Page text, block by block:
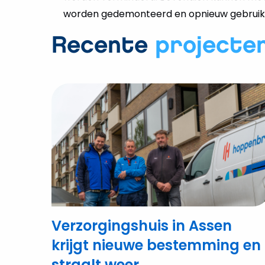
worden gedemonteerd en opnieuw
Recente
Verzorgingshuis
Assen
krijgt
nieuwe
bestemming
en
straalt
weer
Verzorgingshuis in Assen
krijgt nieuwe bestemming en